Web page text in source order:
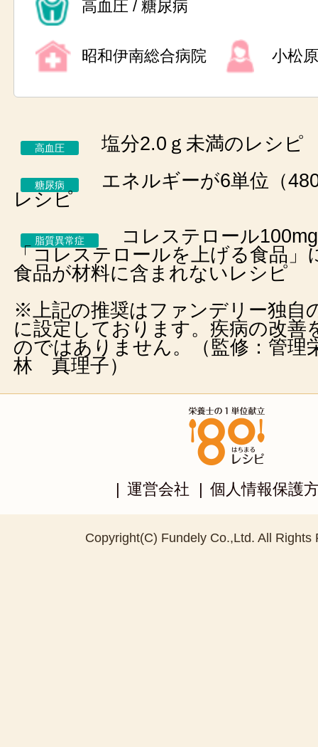
高血圧 / 糖尿病
昭和伊南総合病院 小松
高血圧 塩分2.0ｇ未満のレシピ
糖尿病
エネルギーが6単位（
レシピ
脂質異常症
コレステロール
「コレステロールを上げる食品」
食品が材料に含まれないレシピ
※上記の推奨はファンデリー独自
に設定しております。疾病の改善
のではありません。（監修：管
林 真理子）
| 運営会社 | 個人情報保護
Copyright(C) Fundely Co.,Ltd. All Rights